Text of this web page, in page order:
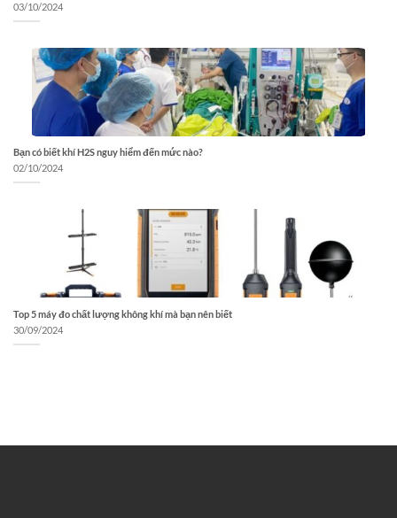
03/10/2024
Bạn có biết khí H2S nguy hiểm đến mức nào?
02/10/2024
Top 5 máy đo chất lượng không khí mà bạn nên biết
30/09/2024